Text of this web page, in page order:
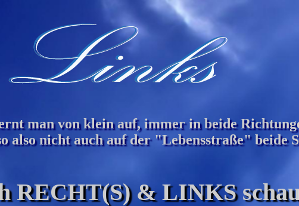
man von klein auf, immer in beide
also nicht auch auf der "Lebensstraße" beide
RECHT(S) & LINKS